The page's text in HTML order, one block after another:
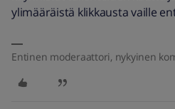
ylimääräistä klikkausta vaille
Entinen moderaattori, nykyinen